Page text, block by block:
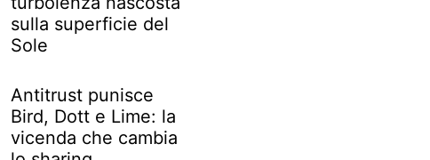
sulla superficie del
Sole
Antitrust punisce
Bird, Dott e Lime: la
vicenda che cambia